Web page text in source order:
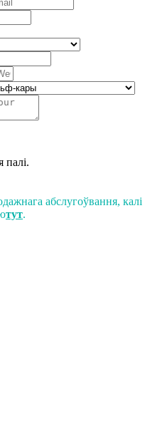
палі.
абслугоўвання, калі
тут.